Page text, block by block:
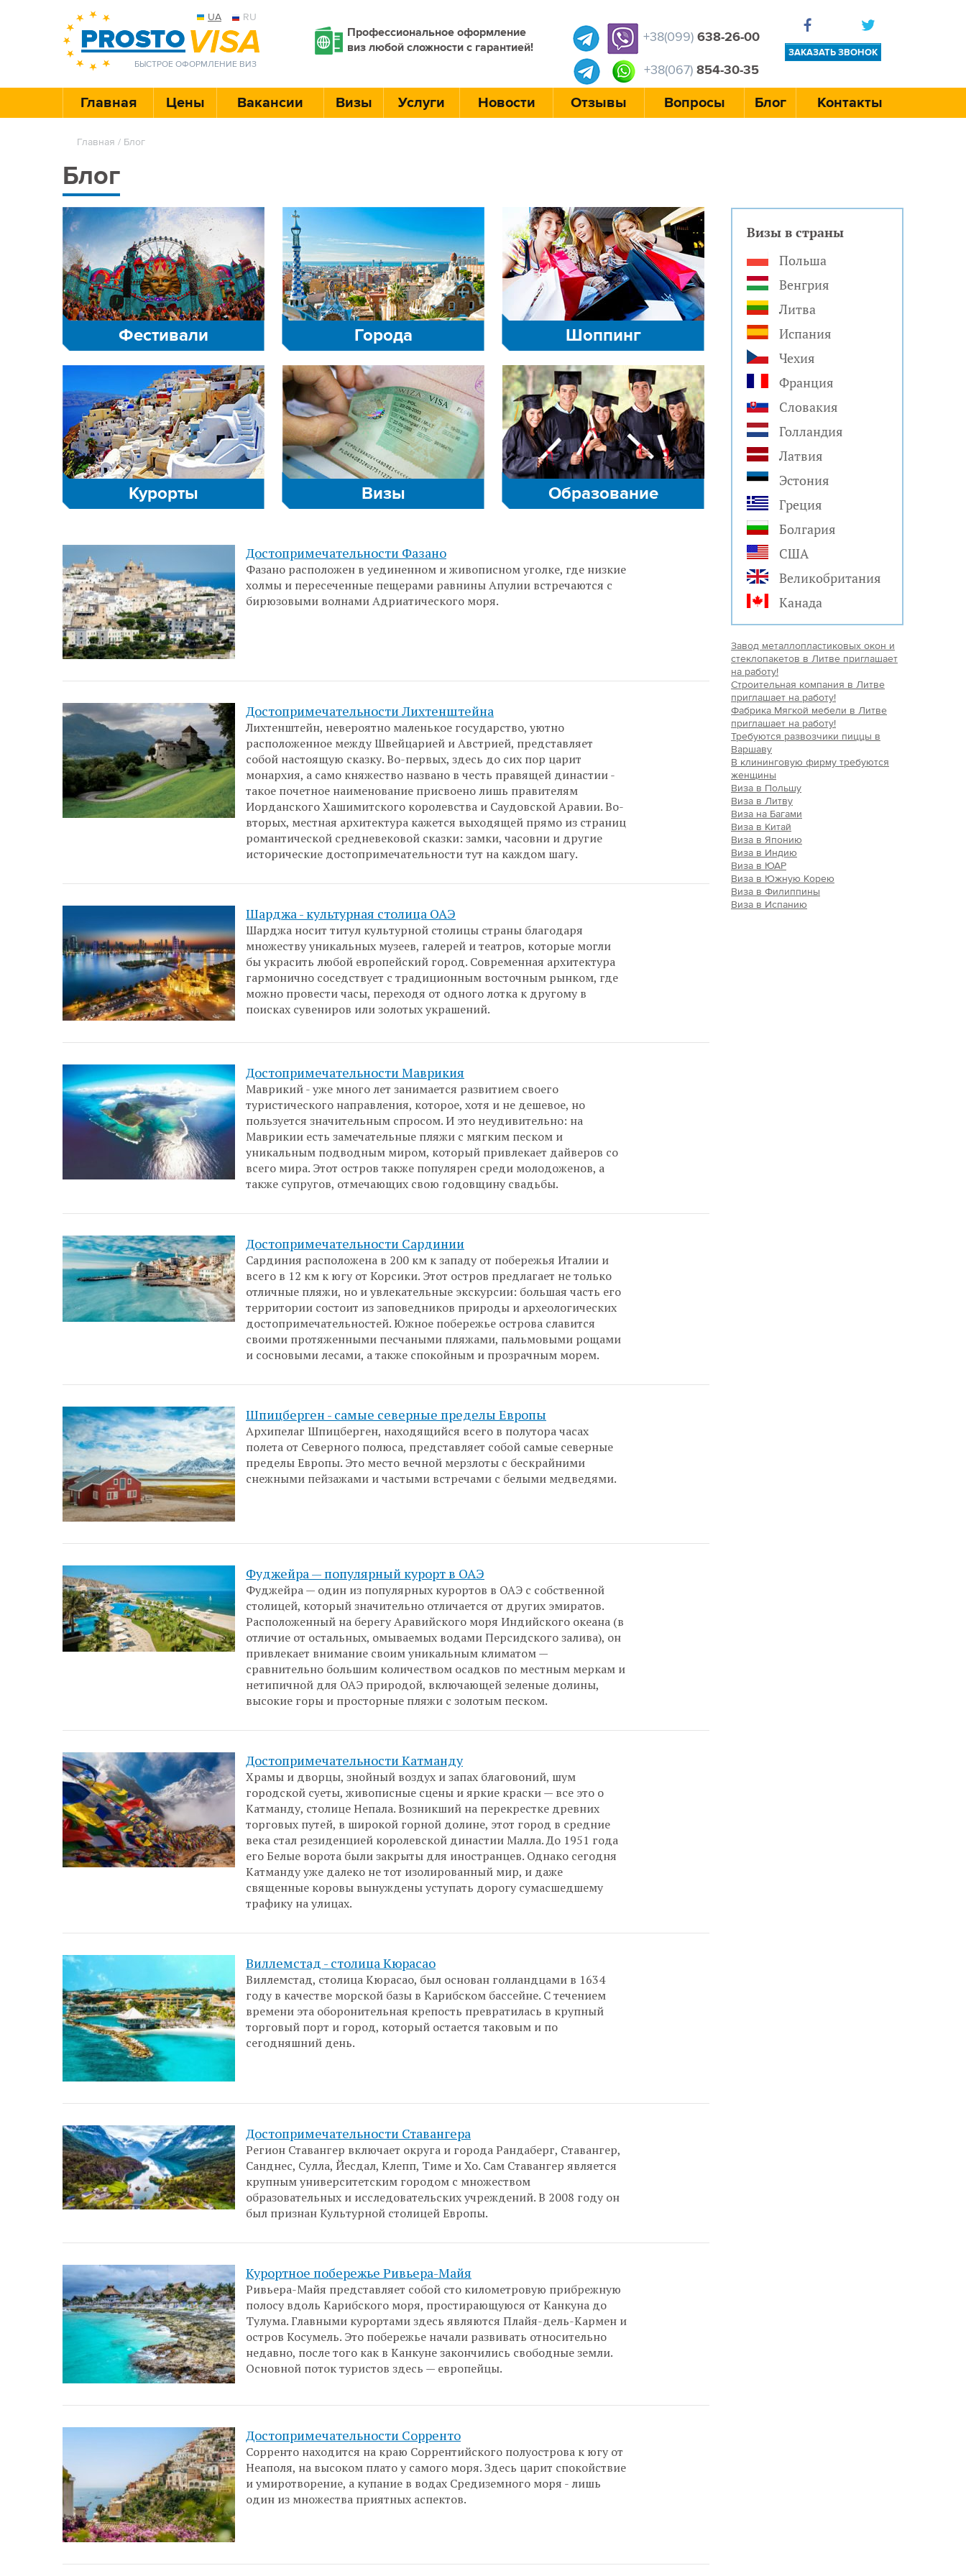
UA RU
БЫСТРОЕ ОФОРМЛЕНИЕ ВИЗ
Профессиональное оформление
виз любой сложности с гарантией!
+38(099) 638-26-00
+38(067) 854-30-35
ЗАКАЗАТЬ ЗВОНОК
Главная Цены Вакансии Визы Услуги Новости Отзывы Вопросы Блог Контакты
Главная / Блог
Блог
Фестивали Города Шоппинг
Курорты Визы Образование
Достопримечательности Фазано
Фазано расположен в уединенном и живописном уголке, где низкие
холмы и пересеченные пещерами равнины Апулии встречаются с
бирюзовыми волнами Адриатического моря.
Достопримечательности Лихтенштейна
Лихтенштейн, невероятно маленькое государство, уютно
расположенное между Швейцарией и Австрией, представляет
собой настоящую сказку. Во-первых, здесь до сих пор царит
монархия, а само княжество названо в честь правящей династии -
такое почетное наименование присвоено лишь правителям
Иорданского Хашимитского королевства и Саудовской Аравии. Во-
вторых, местная архитектура кажется выходящей прямо из страниц
романтической средневековой сказки: замки, часовни и другие
исторические достопримечательности тут на каждом шагу.
Шарджа - культурная столица ОАЭ
Шарджа носит титул культурной столицы страны благодаря
множеству уникальных музеев, галерей и театров, которые могли
бы украсить любой европейский город. Современная архитектура
гармонично соседствует с традиционным восточным рынком, где
можно провести часы, переходя от одного лотка к другому в
поисках сувениров или золотых украшений.
Достопримечательности Маврикия
Маврикий - уже много лет занимается развитием своего
туристического направления, которое, хотя и не дешевое, но
пользуется значительным спросом. И это неудивительно: на
Маврикии есть замечательные пляжи с мягким песком и
уникальным подводным миром, который привлекает дайверов со
всего мира. Этот остров также популярен среди молодоженов, а
также супругов, отмечающих свою годовщину свадьбы.
Достопримечательности Сардинии
Сардиния расположена в 200 км к западу от побережья Италии и
всего в 12 км к югу от Корсики. Этот остров предлагает не только
отличные пляжи, но и увлекательные экскурсии: большая часть его
территории состоит из заповедников природы и археологических
достопримечательностей. Южное побережье острова славится
своими протяженными песчаными пляжами, пальмовыми рощами
и сосновыми лесами, а также спокойным и прозрачным морем.
Шпицберген - самые северные пределы Европы
Архипелаг Шпицберген, находящийся всего в полутора часах
полета от Северного полюса, представляет собой самые северные
пределы Европы. Это место вечной мерзлоты с бескрайними
снежными пейзажами и частыми встречами с белыми медведями.
Фуджейра — популярный курорт в ОАЭ
Фуджейра — один из популярных курортов в ОАЭ с собственной
столицей, который значительно отличается от других эмиратов.
Расположенный на берегу Аравийского моря Индийского океана (в
отличие от остальных, омываемых водами Персидского залива), он
привлекает внимание своим уникальным климатом —
сравнительно большим количеством осадков по местным меркам и
нетипичной для ОАЭ природой, включающей зеленые долины,
высокие горы и просторные пляжи с золотым песком.
Достопримечательности Катманду
Храмы и дворцы, знойный воздух и запах благовоний, шум
городской суеты, живописные сцены и яркие краски — все это о
Катманду, столице Непала. Возникший на перекрестке древних
торговых путей, в широкой горной долине, этот город в средние
века стал резиденцией королевской династии Малла. До 1951 года
его Белые ворота были закрыты для иностранцев. Однако сегодня
Катманду уже далеко не тот изолированный мир, и даже
священные коровы вынуждены уступать дорогу сумасшедшему
трафику на улицах.
Виллемстад - столица Кюрасао
Виллемстад, столица Кюрасао, был основан голландцами в 1634
году в качестве морской базы в Карибском бассейне. С течением
времени эта оборонительная крепость превратилась в крупный
торговый порт и город, который остается таковым и по
сегодняшний день.
Достопримечательности Ставангера
Регион Ставангер включает округа и города Рандаберг, Ставангер,
Санднес, Сулла, Йесдал, Клепп, Тиме и Хо. Сам Ставангер является
крупным университетским городом с множеством
образовательных и исследовательских учреждений. В 2008 году он
был признан Культурной столицей Европы.
Курортное побережье Ривьера-Майя
Ривьера-Майя представляет собой сто километровую прибрежную
полосу вдоль Карибского моря, простирающуюся от Канкуна до
Тулума. Главными курортами здесь являются Плайя-дель-Кармен и
остров Косумель. Это побережье начали развивать относительно
недавно, после того как в Канкуне закончились свободные земли.
Основной поток туристов здесь — европейцы.
Достопримечательности Сорренто
Сорренто находится на краю Соррентийского полуострова к югу от
Неаполя, на высоком плато у самого моря. Здесь царит спокойствие
и умиротворение, а купание в водах Средиземного моря - лишь
один из множества приятных аспектов.
Визы в страны
Польша
Венгрия
Литва
Испания
Чехия
Франция
Словакия
Голландия
Латвия
Эстония
Греция
Болгария
США
Великобритания
Канада
Завод металлопластиковых окон и
стеклопакетов в Литве приглашает
на работу!
Строительная компания в Литве
приглашает на работу!
Фабрика Мягкой мебели в Литве
приглашает на работу!
Требуются развозчики пиццы в
Варшаву
В клининговую фирму требуются
женщины
Виза в Польшу
Виза в Литву
Виза на Багами
Виза в Китай
Виза в Японию
Виза в Индию
Виза в ЮАР
Виза в Южную Корею
Виза в Филиппины
Виза в Испанию